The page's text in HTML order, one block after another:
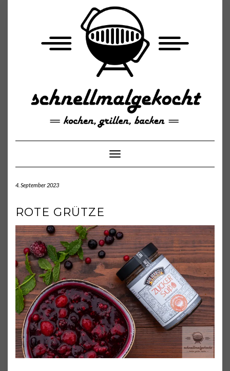
Toggle Navigation
4. September 2023
ROTE GRÜTZE